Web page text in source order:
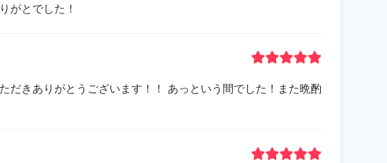
がとでした！
だきありがとうございます！！ あっという間でした！また晩酌